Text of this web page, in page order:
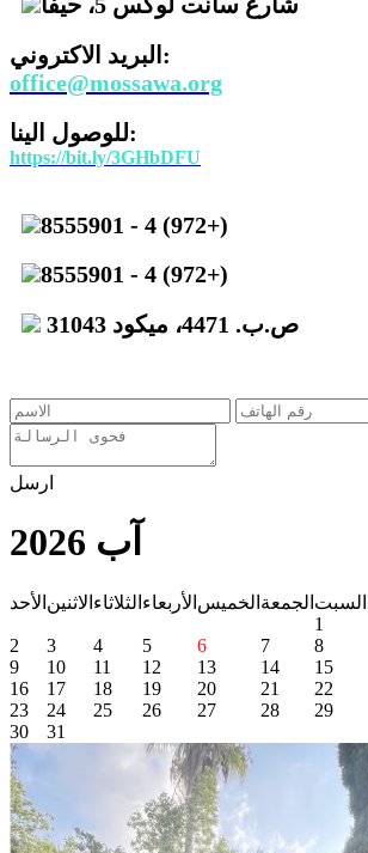
البريد الاكتروني:
office@mossawa.org
للوصول الينا:
https://bit.ly/3GHbDFU
8555901 - 4 (972+)
8555901 - 4 (972+)
ص.ب. 4471، ميكود 31043
ارسل
آب 2026
الأحد الاثنين الثلاثاء الأربعاء الخميس الجمعة السبت
1
2
3 4 5 6 7
8
9
10 11 12 13 14
15
16
17 18 19 20 21
22
23
24 25 26 27 28
29
30
31